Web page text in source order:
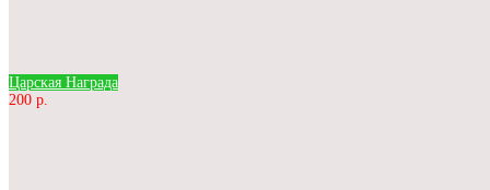
Царская Награда
200 р.